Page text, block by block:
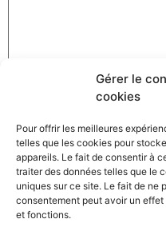
Gérer le
cookies
Pour offrir les meilleures
telles que les cookies pour
appareils. Le fait de consentir à
traiter des données telles que le
uniques sur ce site. Le fait de ne
consentement peut avoir un
et fonctions.
Nom*
Adresse de messagerie